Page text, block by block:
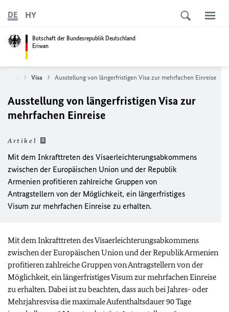
Botschaft der Bundesrepublik Deutschland
Eriwan
DE HY
Visa Ausstellung von längerfristigen Visa zur mehrfachen Einreise
Ausstellung von längerfristigen Visa zur
mehrfachen Einreise
Artikel
Mit dem Inkrafttreten des Visaerleichterungsabkommens
zwischen der Europäischen Union und der Republik
Armenien profitieren zahlreiche Gruppen von
Antragstellern von der Möglichkeit, ein längerfristiges
Visum zur mehrfachen Einreise zu erhalten.
Mit dem Inkrafttreten des Visaerleichterungsabkommens
zwischen der Europäischen Union und der Republik Armenien
profitieren zahlreiche Gruppen von Antragstellern von der
Möglichkeit, ein längerfristiges Visum zur mehrfachen Einreise
zu erhalten. Dabei ist zu beachten, dass auch bei Jahres- oder
Mehrjahresvisa die maximale Aufenthaltsdauer 90 Tage